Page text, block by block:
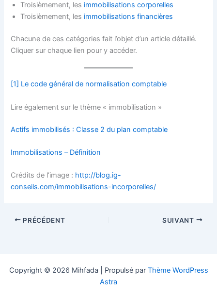
Troisièmement, les immobilisations corporelles
Troisièmement, les immobilisations financières
Chacune de ces catégories fait l’objet d’un article détaillé.
Cliquer sur chaque lien pour y accéder.
[1] Le code général de normalisation comptable
Lire également sur le thème « immobilisation »
Actifs immobilisés : Classe 2 du plan comptable
Immobilisations – Définition
Crédits de l’image : http://blog.ig-
conseils.com/immobilisations-incorporelles/
PRÉCÉDENT SUIVANT
Copyright © 2026 Mihfada | Propulsé par Thème WordPress
Astra